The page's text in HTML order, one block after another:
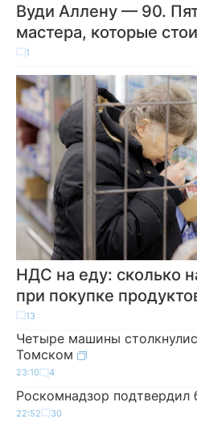
Вуди Аллену — 90.
мастера, которые
1
НДС на еду: сколько
при покупке
13
Четыре машины
Томском
23:10 4
Роскомнадзор подтвердил
22:52 30